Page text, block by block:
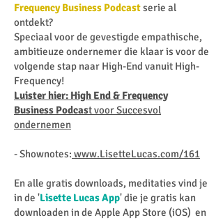
Frequency Business Podcastserie al
ontdekt?
Speciaal voor de gevestigde empathische,
ambitieuze ondernemer die klaar is voor de
volgende stap naar High-End vanuit High-
Frequency!
Luister hier: High End & Frequency
Business Podcast voor Succesvol
ondernemen
- Shownotes: www.LisetteLucas.com/161
En alle gratis downloads, meditaties vind je
in de 'Lisette Lucas App' die je gratis kan
downloaden in de Apple App Store (iOS) en